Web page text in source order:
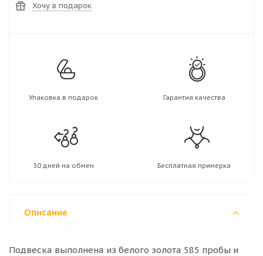
Хочу в подарок
Упаковка в подарок Гарантия качества
30 дней на обмен Бесплатная примерка
Описание
Подвеска выполнена из белого золота 585 пробы и